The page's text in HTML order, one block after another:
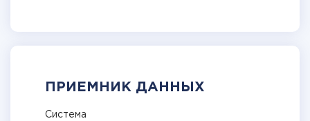
ПРИЕМНИК ДАННЫХ
Система